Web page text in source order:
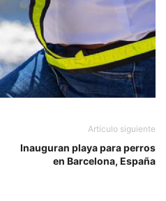
Artículo siguiente
Inauguran playa para perros
en Barcelona, España